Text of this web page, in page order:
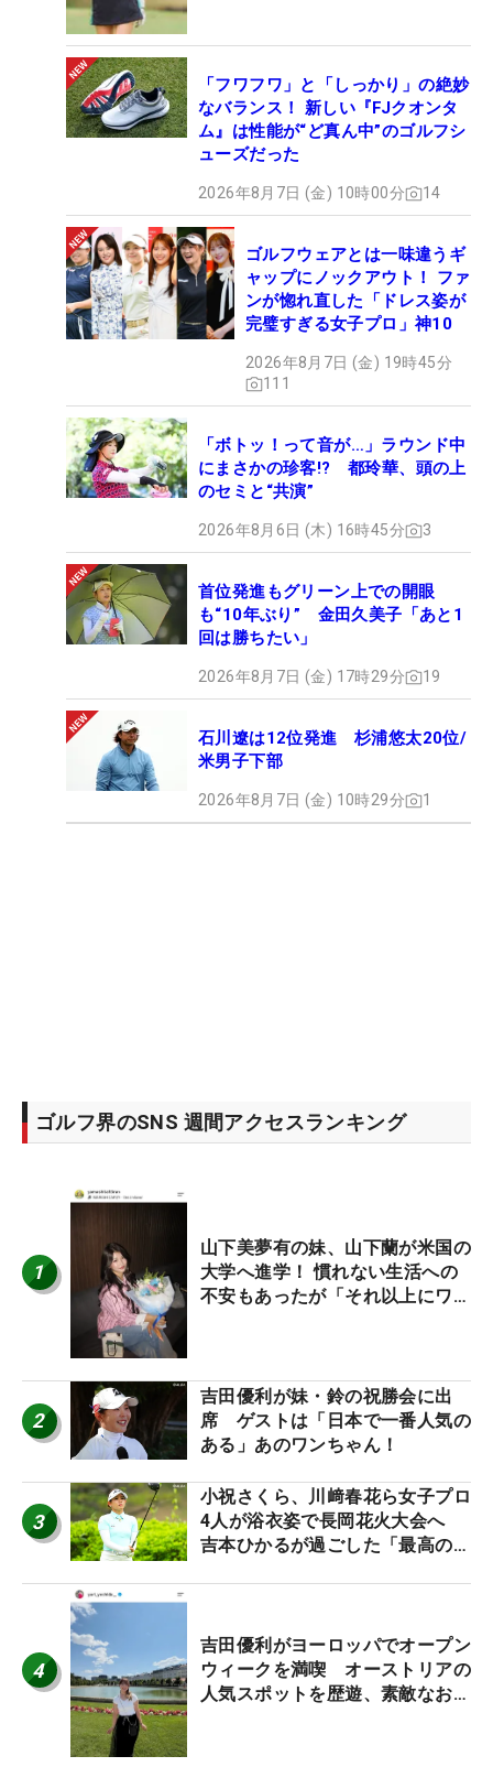
「フワフワ」と「しっかり」の絶妙
なバランス！ 新しい『FJクオンタ
ム』は性能が“ど真ん中”のゴルフシ
ューズだった
2026年8月7日 (金) 10時00分 14
ゴルフウェアとは一味違うギ
ャップにノックアウト！ ファ
ンが惚れ直した「ドレス姿が
完璧すぎる女子プロ」神10
2026年8月7日 (金) 19時45分
111
「ボトッ！って音が…」ラウンド中
にまさかの珍客!? 都玲華、頭の上
のセミと“共演”
2026年8月6日 (木) 16時45分 3
首位発進もグリーン上での開眼
も“10年ぶり” 金田久美子「あと1
回は勝ちたい」
2026年8月7日 (金) 17時29分 19
石川遼は12位発進 杉浦悠太20位/
米男子下部
2026年8月7日 (金) 10時29分 1
ゴルフ界のSNS 週間アクセスランキング
1
山下美夢有の妹、山下蘭が米国の
大学へ進学！ 慣れない生活への
不安もあったが「それ以上にワク
2
吉田優利が妹・鈴の祝勝会に出
席 ゲストは「日本で一番人気の
ある」あのワンちゃん！
3
小祝さくら、川﨑春花ら女子プロ
4人が浴衣姿で長岡花火大会へ
吉本ひかるが過ごした「最高の夏
4
吉田優利がヨーロッパでオープン
ウィークを満喫 オーストリアの
人気スポットを歴遊、素敵なお土